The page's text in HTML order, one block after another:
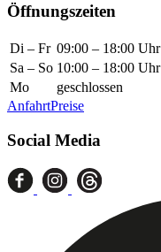
Öffnungszeiten
Di – Fr 09:00 – 18:00 Uhr
Sa – So 10:00 – 18:00 Uhr
Mo
geschlossen
AnfahrtPreise
Social Media